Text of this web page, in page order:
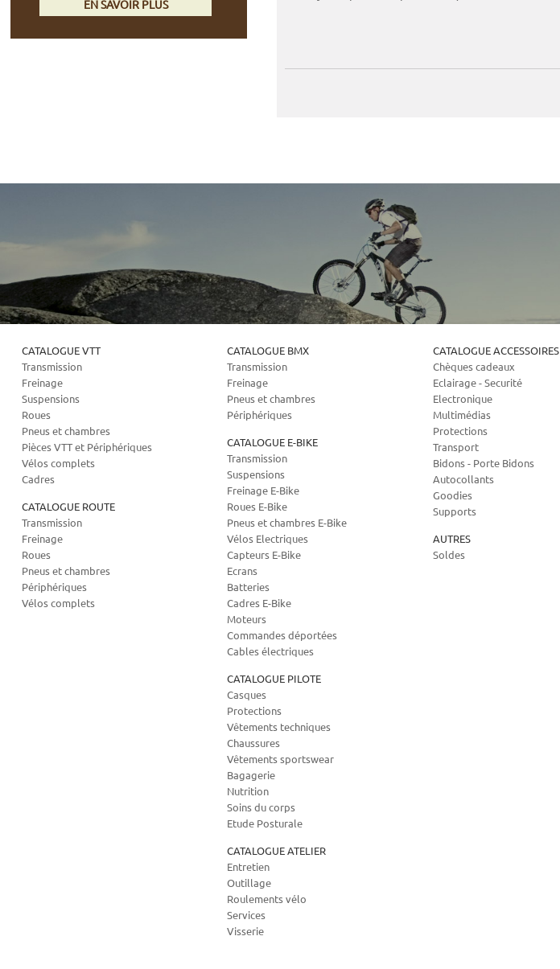
EN SAVOIR PLUS
CATALOGUE VTT
Transmission
Freinage
Suspensions
Roues
Pneus et chambres
Pièces VTT et Périphériques
Vélos complets
Cadres
CATALOGUE ROUTE
Transmission
Freinage
Roues
Pneus et chambres
Périphériques
Vélos complets
CATALOGUE BMX
Transmission
Freinage
Pneus et chambres
Périphériques
CATALOGUE E-BIKE
Transmission
Suspensions
Freinage E-Bike
Roues E-Bike
Pneus et chambres E-Bike
Vélos Electriques
Capteurs E-Bike
Ecrans
Batteries
Cadres E-Bike
Moteurs
Commandes déportées
Cables électriques
CATALOGUE PILOTE
Casques
Protections
Vêtements techniques
Chaussures
Vêtements sportswear
Bagagerie
Nutrition
Soins du corps
Etude Posturale
CATALOGUE ATELIER
Entretien
Outillage
Roulements vélo
Services
Visserie
CATALOGUE ACCESSOIRES
Chèques cadeaux
Eclairage - Securité
Electronique
Multimédias
Protections
Transport
Bidons - Porte Bidons
Autocollants
Goodies
Supports
AUTRES
Soldes